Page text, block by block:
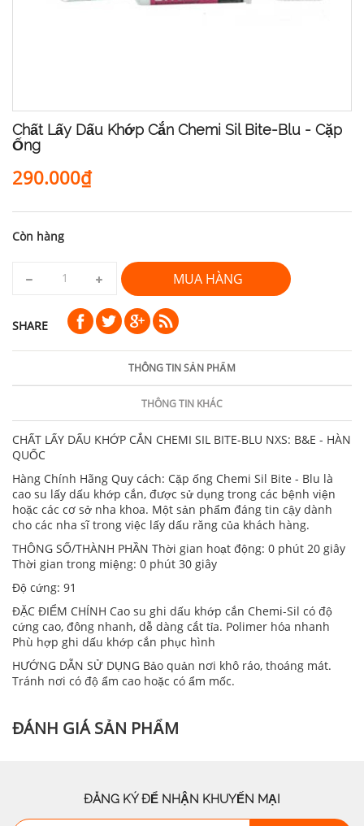
Chất Lấy Dấu Khớp Cắn Chemi Sil Bite-Blu - Cặp
Ống
290.000₫
Còn hàng
MUA HÀNG
SHARE
THÔNG TIN SẢN PHẨM
THÔNG TIN KHÁC
CHẤT LẤY DẤU KHỚP CẮN CHEMI SIL BITE-BLU NXS: B&E - HÀN
QUỐC
Hàng Chính Hãng Quy cách: Cặp ống Chemi Sil Bite - Blu là
cao su lấy dấu khớp cắn, được sử dụng trong các bệnh viện
hoặc các cơ sở nha khoa. Một sản phẩm đáng tin cậy dành
cho các nha sĩ trong việc lấy dấu răng của khách hàng.
THÔNG SỐ/THÀNH PHẦN Thời gian hoạt động: 0 phút 20 giây
Thời gian trong miệng: 0 phút 30 giây
Độ cứng: 91
ĐẶC ĐIỂM CHÍNH Cao su ghi dấu khớp cắn Chemi-Sil có độ
cứng cao, đông nhanh, dễ dàng cắt tỉa. Polimer hóa nhanh
Phù hợp ghi dấu khớp cắn phục hình
HƯỚNG DẪN SỬ DỤNG Bảo quản nơi khô ráo, thoáng mát.
Tránh nơi có độ ẩm cao hoặc có ẩm mốc.
ĐÁNH GIÁ SẢN PHẨM
ĐĂNG KÝ ĐỂ NHẬN KHUYẾN MẠI